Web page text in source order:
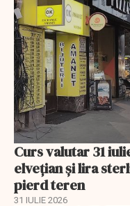
Curs valutar 31
elvețian și lira
pierd teren
31 IULIE 2026